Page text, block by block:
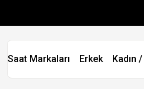
Saat Markaları Erkek Kadın /